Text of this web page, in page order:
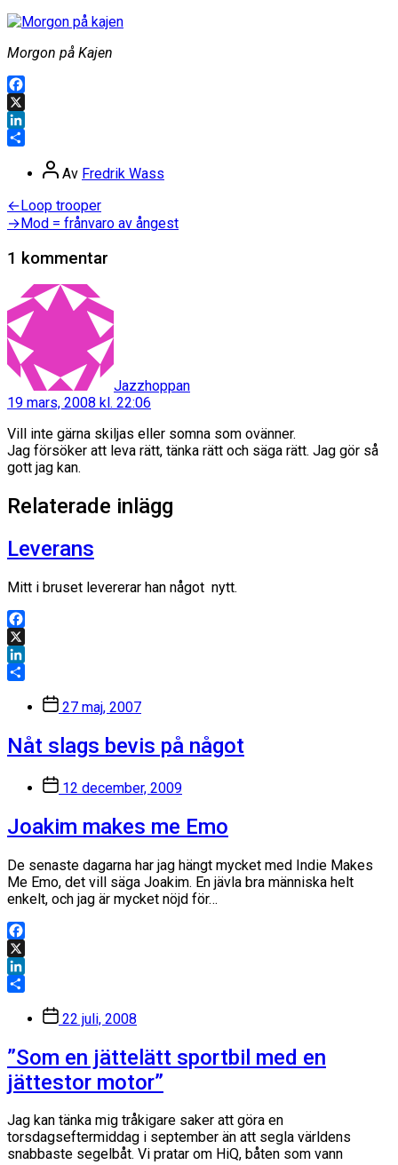
Morgon på Kajen
Facebook
X
LinkedIn
Inläggsförfattare
Av Fredrik Wass
Inläggsnavigering
←Föregående
inlägg:
Loop trooper
→Nästa
Mod = frånvaro av ångest
1 kommentar
Jazzhoppan
19 mars, 2008 kl. 22:06
Vill inte gärna skiljas eller somna som ovänner.
Jag försöker att leva rätt, tänka rätt och säga rätt. Jag gör så
gott jag kan.
Relaterade inlägg
Leverans
Mitt i bruset levererar han något nytt.
Facebook
X
LinkedIn
Inläggsdatum
27 maj, 2007
Nåt slags bevis på något
Inläggsdatum
12 december, 2009
Joakim makes me Emo
De senaste dagarna har jag hängt mycket med Indie Makes
Me Emo, det vill säga Joakim. En jävla bra människa helt
enkelt, och jag är mycket nöjd för…
Facebook
X
LinkedIn
Inläggsdatum
22 juli, 2008
”Som en jättelätt sportbil med en
jättestor motor”
Jag kan tänka mig tråkigare saker att göra en
torsdagseftermiddag i september än att segla världens
snabbaste segelbåt. Vi pratar om HiQ, båten som vann